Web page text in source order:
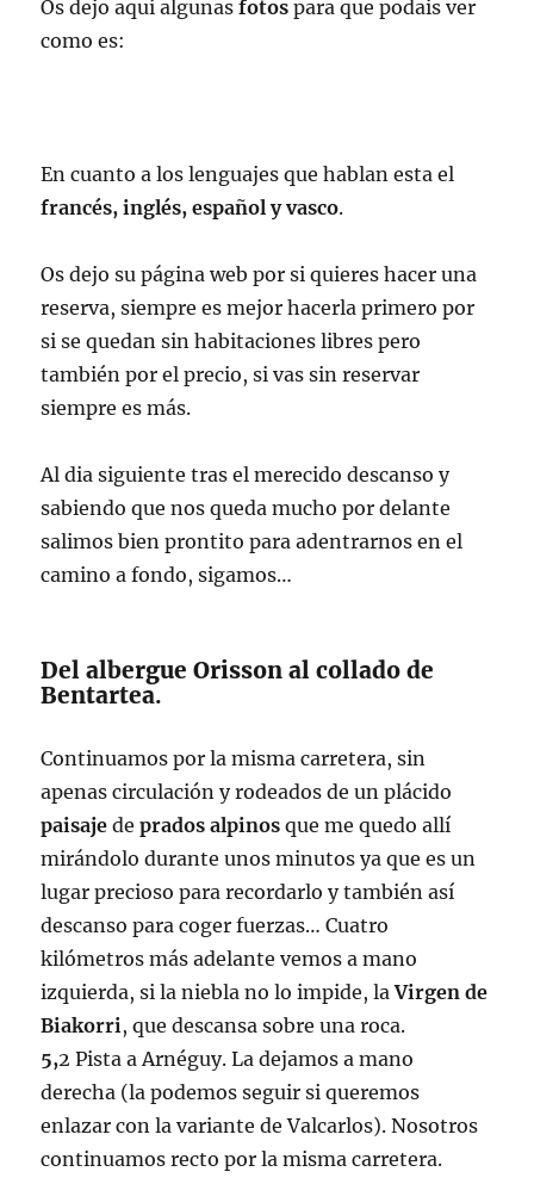
Os dejo aquí algunasfotos para que podais ver
como es:
En cuanto a los lenguajes que hablan esta el
francés, inglés, español y vasco.
Os dejo su página web por si quieres hacer una
reserva, siempre es mejor hacerla primero por
si se quedan sin habitaciones libres pero
también por el precio, si vas sin reservar
siempre es más.
Al dia siguiente tras el merecido descanso y
sabiendo que nos queda mucho por delante
salimos bien prontito para adentrarnos en el
camino a fondo, sigamos…
Del albergue Orisson al collado de
Bentartea.
Continuamos por la misma carretera, sin
apenas circulación y rodeados de un plácido
paisaje deprados alpinos que me quedo allí
mirándolo durante unos minutos ya que es un
lugar precioso para recordarlo y también así
descanso para coger fuerzas… Cuatro
kilómetros más adelante vemos a mano
izquierda, si la niebla no lo impide, laVirgen de
Biakorri, que descansa sobre una roca.
5,2 Pista a Arnéguy. La dejamos a mano
derecha (la podemos seguir si queremos
enlazar con la variante de Valcarlos). Nosotros
continuamos recto por la misma carretera.